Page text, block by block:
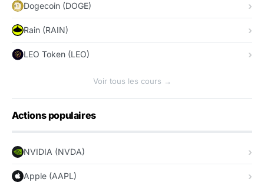
Dogecoin (DOGE)
Rain (RAIN)
LEO Token (LEO)
Voir tous les cours →
Actions populaires
NVIDIA (NVDA)
Apple (AAPL)